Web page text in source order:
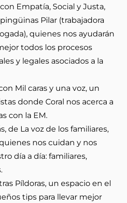
Empatía, Social y Justa,
Pilar (trabajadora
quienes nos ayudarán
todos los procesos
y legales asociados a la
Mil caras y una voz, un
donde Coral nos acerca a
con la EM.
de La voz de los familiares,
nos cuidan y nos
día a día: familiares,
Píldoras, un espacio en el
tips para llevar mejor